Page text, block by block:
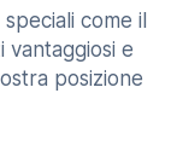
come il
vantaggiosi e
posizione